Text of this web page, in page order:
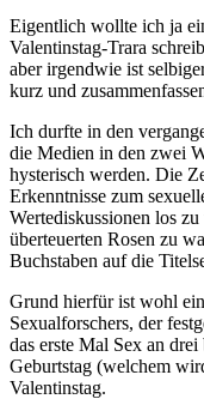
Eigentlich wollte ich ja
Valentinstag-Trara
aber irgendwie ist
kurz und
Ich durfte in den
die Medien in den zwei
hysterisch werden. Die
Erkenntnisse zum
Wertediskussionen los
überteuerten Rosen zu
Buchstaben auf die
Grund hierfür ist wohl
Sexualforschers, der
das erste Mal Sex an
Geburtstag (welchem
Valentinstag.